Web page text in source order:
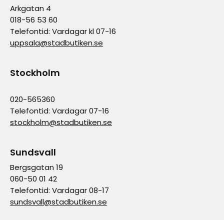
Arkgatan 4
018-56 53 60
Telefontid: Vardagar kl 07-16
uppsala@stadbutiken.se
Stockholm
020-565360
Telefontid: Vardagar 07-16
stockholm@stadbutiken.se
Sundsvall
Bergsgatan 19
060-50 01 42
Telefontid: Vardagar 08-17
sundsvall@stadbutiken.se